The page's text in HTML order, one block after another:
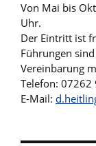
Von Mai bis
Uhr.
Der Eintritt ist
Führungen
Vereinbarung
Telefon: 07262
E-Mail: